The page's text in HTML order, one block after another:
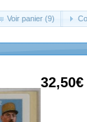
Voir panier (9)
32,50€